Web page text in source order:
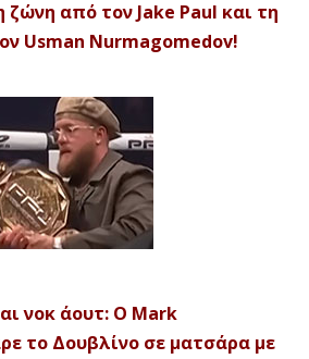
ζώνη από τον Jake Paul και τη
Usman Nurmagomedov!
νοκ άουτ: Ο Mark
το Δουβλίνο σε ματσάρα με